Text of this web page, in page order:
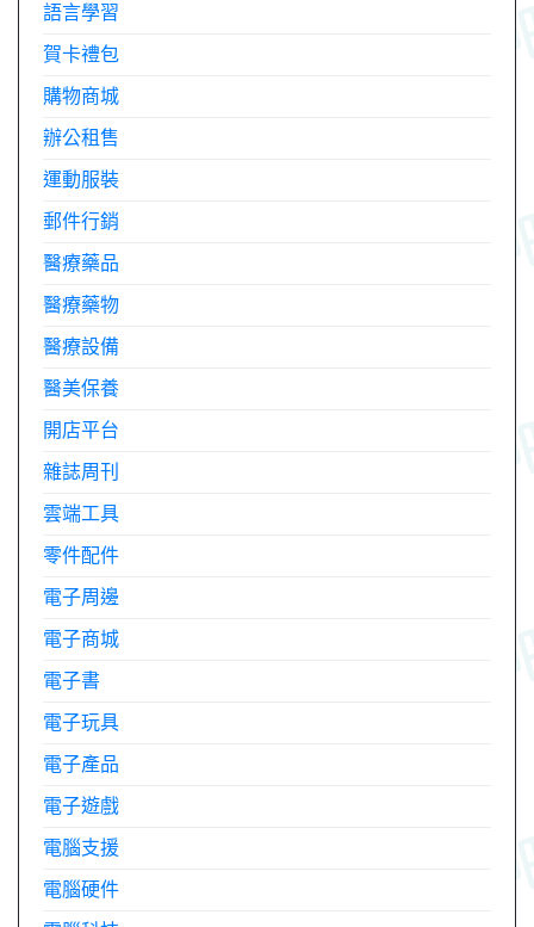
語言學習
賀卡禮包
購物商城
辦公租售
運動服裝
郵件行銷
醫療藥品
醫療藥物
醫療設備
醫美保養
開店平台
雜誌周刊
雲端工具
零件配件
電子周邊
電子商城
電子書
電子玩具
電子產品
電子遊戲
電腦支援
電腦硬件